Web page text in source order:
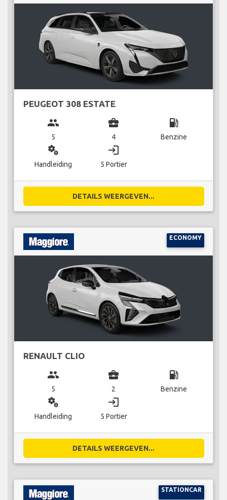
PEUGEOT 308 ESTATE
group
5
business_center
4
local_gas_station
Benzine
miscellaneous_services
Handleiding
login
5 Portier
DETAILS WEERGEVEN...
ECONOMY
RENAULT CLIO
group
5
business_center
2
local_gas_station
Benzine
miscellaneous_services
Handleiding
login
5 Portier
DETAILS WEERGEVEN...
STATIONCAR